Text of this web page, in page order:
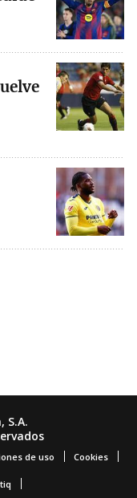
S.A.
de uso Cookies